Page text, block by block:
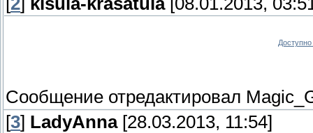
Сообщение отредактировал
[3] LadyAnna[28.03.2013, 11:54]